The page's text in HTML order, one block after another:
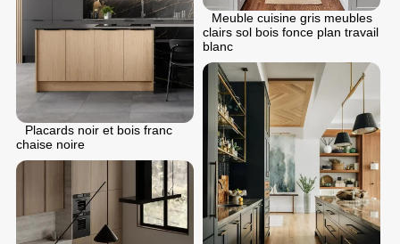
Meuble cuisine gris meubles
clairs sol bois fonce plan travail
blanc
Placards noir et bois franc
chaise noire